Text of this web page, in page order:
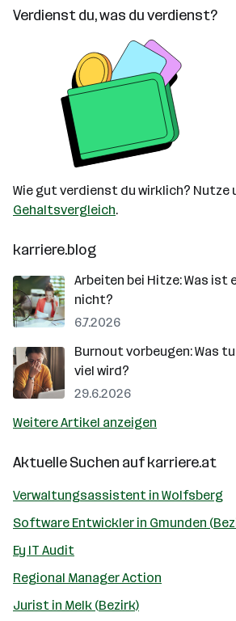
Verdienst du, was du verdienst?
Wie gut verdienst du wirklich? Nutze
Gehaltsvergleich.
karriere.blog
Arbeiten bei Hitze: Was ist
nicht?
6.7.2026
Burnout vorbeugen: Was
viel wird?
29.6.2026
Weitere Artikel anzeigen
Aktuelle Suchen aufkarriere.at
Verwaltungsassistent in Wolfsberg
Software Entwickler in Gmunden
Ey IT Audit
Regional Manager Action
Jurist in Melk (Bezirk)